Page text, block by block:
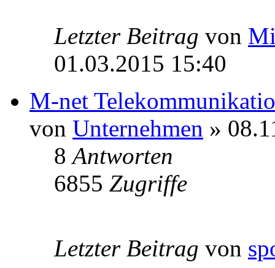
Letzter Beitrag von
01.03.2015 15:40
M-net
von Unternehmen »
8Antworten
6855 Zugriffe
Letzter Beitrag von